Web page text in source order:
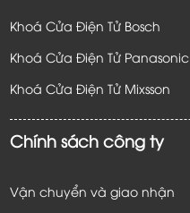
Khoá Cửa Điện Tử Bosch
Khoá Cửa Điện Tử Panasonic
Khoá Cửa Điện Tử Mixsson
Chính sách công ty
Vận chuyển và giao nhận